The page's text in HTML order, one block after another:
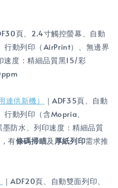
頁、2.4寸觸控螢幕、自動
動列印（AirPrint）、無邊界
度：精細品質黑15/彩
供新機）
｜ADF35頁、自動
動列印（含Mopria、
防水、列印速度：精細品質
有條碼掃瞄及 厚紙列印需求推
｜ADF20頁、自動雙面列印、